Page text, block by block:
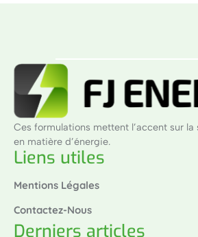
Ces formulations mettent l’accent sur
en matière d’énergie.
Liens utiles
Mentions Légales
Contactez-Nous
Derniers articles